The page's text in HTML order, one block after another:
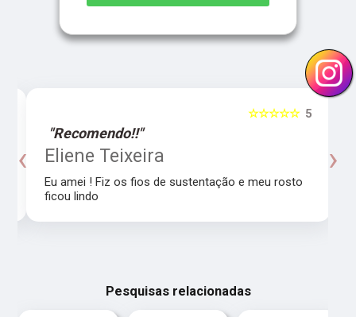
5
☆☆☆☆☆
"Recomendo!!"
Eliene Teixeira
Eu amei ! Fiz os fios de sustentação e meu rosto
ficou lindo
‹ ›
Pesquisas relacionadas